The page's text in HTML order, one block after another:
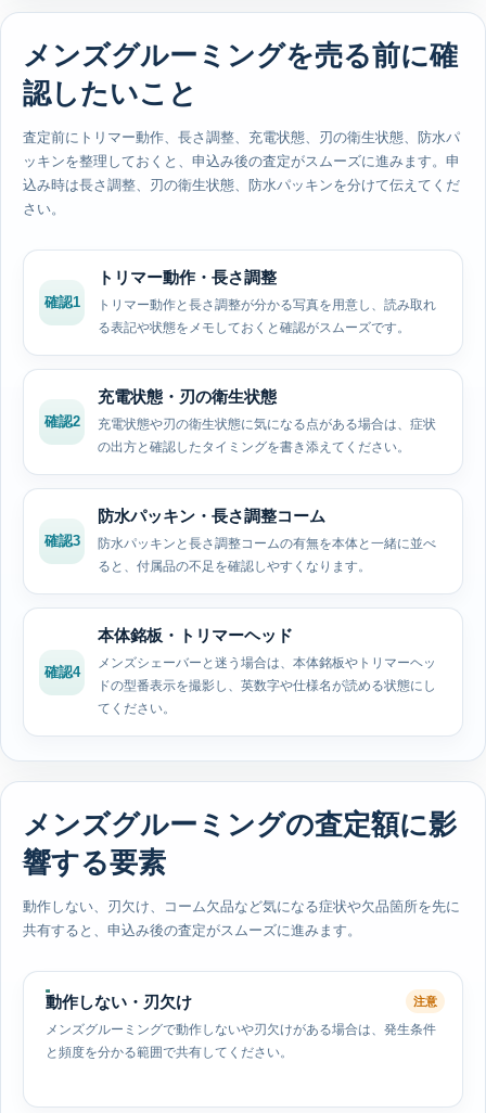
メンズグルーミングを売る前に確
認したいこと
査定前にトリマー動作、長さ調整、充電状態、刃の衛生状態、防水パ
ッキンを整理しておくと、申込み後の査定がスムーズに進みます。申
込み時は長さ調整、刃の衛生状態、防水パッキンを分けて伝えてくだ
さい。
確認1
トリマー動作・長さ調整
トリマー動作と長さ調整が分かる写真を用意し、読み取れ
る表記や状態をメモしておくと確認がスムーズです。
確認2
充電状態・刃の衛生状態
充電状態や刃の衛生状態に気になる点がある場合は、症状
の出方と確認したタイミングを書き添えてください。
確認3
防水パッキン・長さ調整コーム
防水パッキンと長さ調整コームの有無を本体と一緒に並べ
ると、付属品の不足を確認しやすくなります。
確認4
本体銘板・トリマーヘッド
メンズシェーバーと迷う場合は、本体銘板やトリマーヘッ
ドの型番表示を撮影し、英数字や仕様名が読める状態にし
てください。
メンズグルーミングの査定額に影
響する要素
動作しない、刃欠け、コーム欠品など気になる症状や欠品箇所を先に
共有すると、申込み後の査定がスムーズに進みます。
動作しない・刃欠け 注意
メンズグルーミングで動作しないや刃欠けがある場合は、発生条件
と頻度を分かる範囲で共有してください。